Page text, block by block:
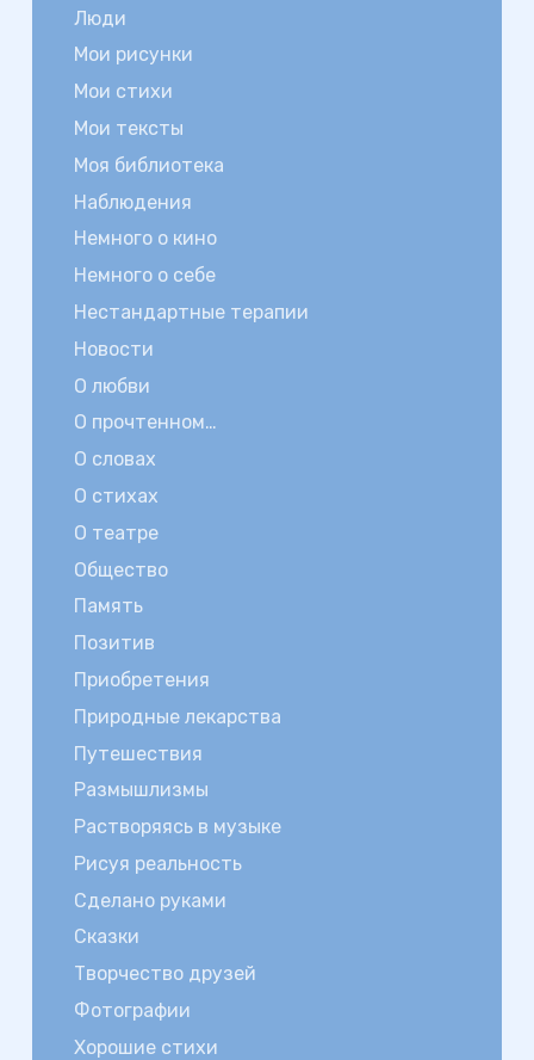
Люди
Мои рисунки
Мои стихи
Мои тексты
Моя библиотека
Наблюдения
Немного о кино
Немного о себе
Нестандартные терапии
Новости
О любви
О прочтенном…
О словах
О стихах
О театре
Общество
Память
Позитив
Приобретения
Природные лекарства
Путешествия
Размышлизмы
Растворяясь в музыке
Рисуя реальность
Сделано руками
Сказки
Творчество друзей
Фотографии
Хорошие стихи